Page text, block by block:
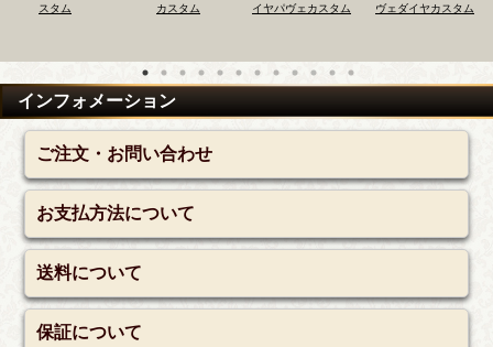
イヤパヴェカスタム
ヴェダイヤカスタム
4コマ製作
インフォメーション
ご注文・お問い合わせ
お支払方法について
送料について
保証について